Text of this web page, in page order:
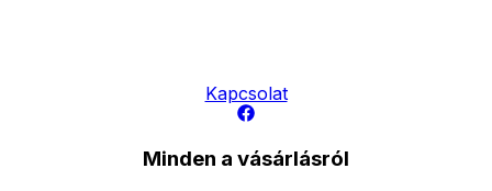
Kapcsolat
Minden a vásárlásról